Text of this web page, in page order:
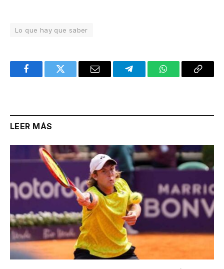
Lo que hay que saber
FacebookTwitter Email TelegramWhatsAppCopy
LEER MÁS